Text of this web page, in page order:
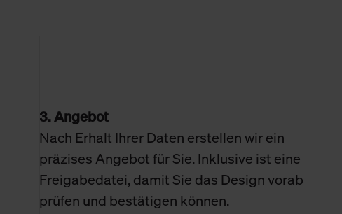
3. Angebot
Nach Erhalt Ihrer Daten erstellen wir ein
präzises Angebot für Sie. Inklusive ist eine
Freigabedatei, damit Sie das Design vorab
prüfen und bestätigen können.